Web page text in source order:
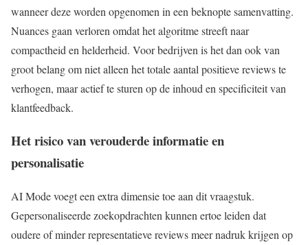
wanneer deze worden opgenomen in een beknopte samenvatting.
Nuances gaan verloren omdat het algoritme streeft naar
compactheid en helderheid. Voor bedrijven is het dan ook van
groot belang om niet alleen het totale aantal positieve reviews te
verhogen, maar actief te sturen op de inhoud en specificiteit van
klantfeedback.
Het risico van verouderde informatie en
personalisatie
AI Mode voegt een extra dimensie toe aan dit vraagstuk.
Gepersonaliseerde zoekopdrachten kunnen ertoe leiden dat
oudere of minder representatieve reviews meer nadruk krijgen op